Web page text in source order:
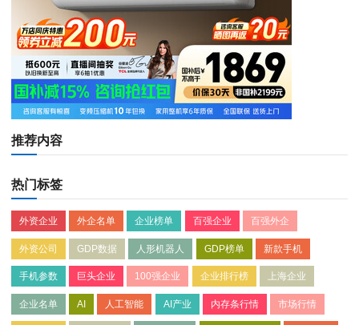
推荐内容
热门标签
外资企业 外企名单 企业榜单 百强企业 百强外企
外资公司 GDP数据 人形机器人 GDP榜单 新款手机
手机参数 巨头企业 100强企业 企业排行榜 上海企业
企业名单 AI 人工智能 AI产业 内存条行情 市场行情